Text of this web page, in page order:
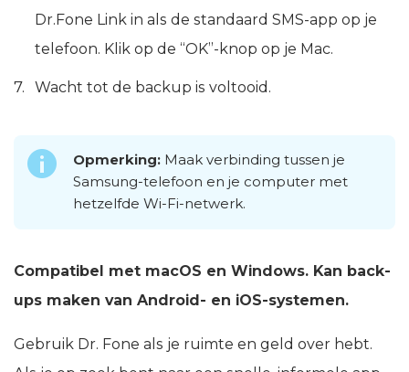
Dr.Fone Link in als de standaard SMS-app op je
telefoon. Klik op de “OK”-knop op je Mac.
Wacht tot de backup is voltooid.
Opmerking: Maak verbinding tussen je
Samsung-telefoon en je computer met
hetzelfde Wi-Fi-netwerk.
Compatibel met macOS en Windows. Kan back-
ups maken van Android- en iOS-systemen.
Gebruik Dr. Fone als je ruimte en geld over hebt.